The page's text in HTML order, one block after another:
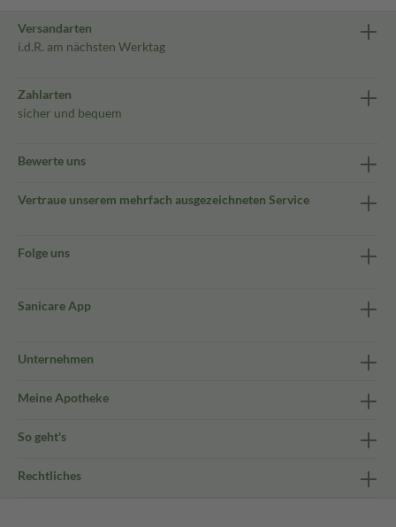
Versandarten
i.d.R. am nächsten Werktag
Zahlarten
sicher und bequem
Bewerte uns
Vertraue unserem mehrfach ausgezeichneten Service
Folge uns
Sanicare App
Unternehmen
Meine Apotheke
So geht's
Rechtliches